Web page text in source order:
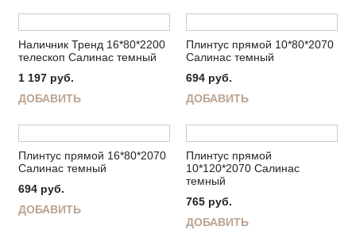
Наличник Тренд 16*80*2200
телескоп Салинас темный
1 197 руб.
ДОБАВИТЬ
Плинтус прямой 10*80*2070
Салинас темный
694 руб.
ДОБАВИТЬ
Плинтус прямой 16*80*2070
Салинас темный
694 руб.
ДОБАВИТЬ
Плинтус прямой
10*120*2070 Салинас
темный
765 руб.
ДОБАВИТЬ